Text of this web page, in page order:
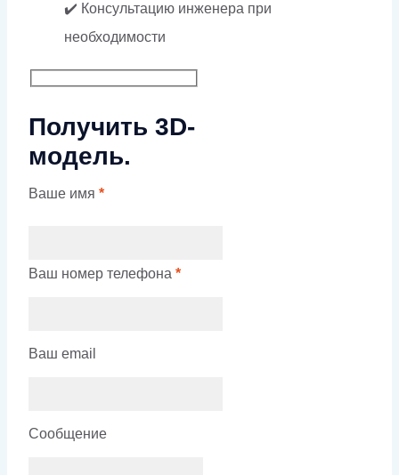
✔️ Консультацию инженера при
необходимости
Получить 3D-
модель.
Ваше имя *
Ваш номер телефона *
Ваш email
Сообщение